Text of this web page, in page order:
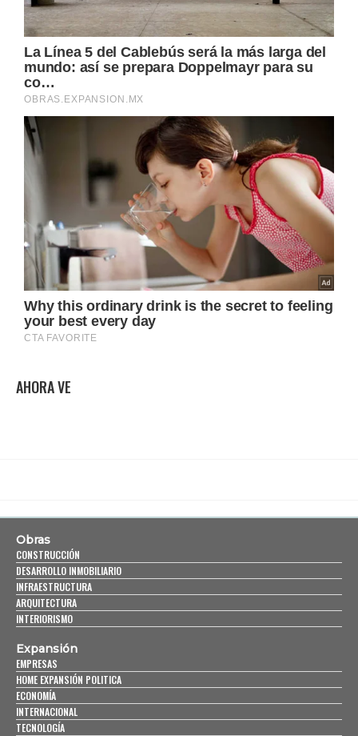
AHORA VE
Obras
CONSTRUCCIÓN
DESARROLLO INMOBILIARIO
INFRAESTRUCTURA
ARQUITECTURA
INTERIORISMO
Expansión
EMPRESAS
HOME EXPANSIÓN POLITICA
ECONOMÍA
INTERNACIONAL
TECNOLOGÍA